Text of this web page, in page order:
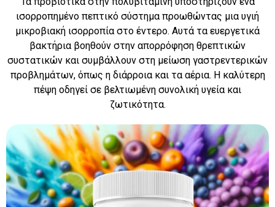
ισορροπημένο πεπτικό σύστημα προωθώντας μια υγιή
μικροβιακή ισορροπία στο έντερο. Αυτά τα ευεργετικά
βακτήρια βοηθούν στην απορρόφηση θρεπτικών
συστατικών και συμβάλλουν στη μείωση γαστρεντερικών
προβλημάτων, όπως η διάρροια και τα αέρια. Η καλύτερη
πέψη οδηγεί σε βελτιωμένη συνολική υγεία και
ζωτικότητα.